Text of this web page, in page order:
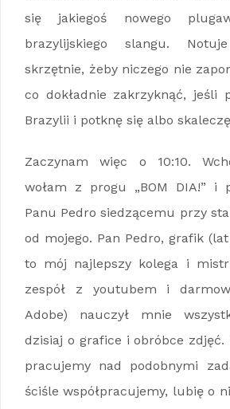
się jakiegoś nowego
brazylijskiego slangu.
skrzętnie, żeby niczego nie
co dokładnie zakrzyknąć, jeśli
Brazylii i potknę się albo
Zaczynam więc o 10:10.
wołam z progu „BOM DIA!” i
Panu Pedro siedzącemu przy
od mojego. Pan Pedro, grafik
to mój najlepszy kolega i
zespół z youtubem i
Adobe) nauczył mnie
dzisiaj o grafice i obróbce zdjęć.
pracujemy nad podobnymi
ściśle współpracujemy, lubię o